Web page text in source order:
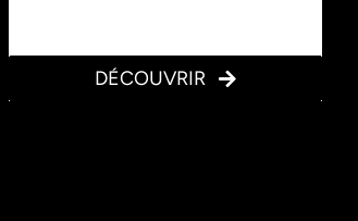
DÉCOUVRIR